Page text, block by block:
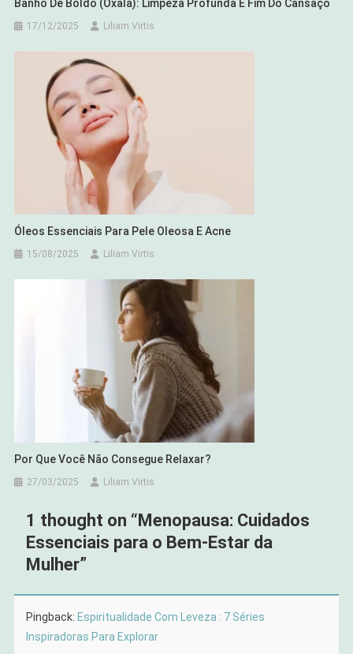
Banho De Boldo (Oxalá): Limpeza Profunda E Fim Do Cansaço
17/12/2025 Liliam Virtis
Óleos Essenciais Para Pele Oleosa E Acne
15/08/2025 Liliam Virtis
Por Que Você Não Consegue Relaxar?
27/03/2025 Liliam Virtis
1 thought on “ Menopausa: Cuidados
Essenciais para o Bem-Estar da
Mulher”
Pingback: Espiritualidade Com Leveza : 7 Séries
Inspiradoras Para Explorar